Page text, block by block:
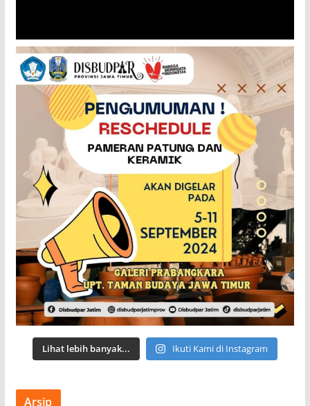
Lihat lebih banyak... Ikuti Kami di Instagram
Arsip